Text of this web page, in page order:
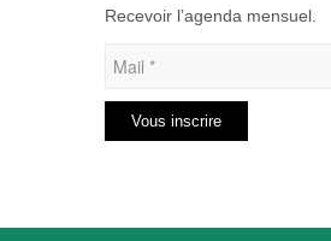
Recevoir l’agenda mensuel.